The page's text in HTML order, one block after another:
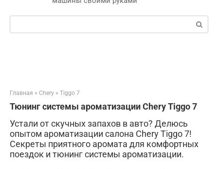
Поиск:
Главная » Chery » Tiggo 7
Тюнинг системы ароматизации Chery Tiggo 7
Устали от скучных запахов в авто? Делюсь
опытом ароматизации салона Chery Tiggo 7!
Секреты приятного аромата для комфортных
поездок и тюнинг системы ароматизации.